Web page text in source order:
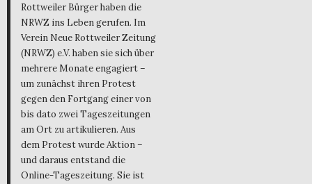
Rottweiler Bürger haben die
NRWZ ins Leben gerufen. Im
Verein Neue Rottweiler Zeitung
(NRWZ) e.V. haben sie sich über
mehrere Monate engagiert –
um zunächst ihren Protest
gegen den Fortgang einer von
bis dato zwei Tageszeitungen
am Ort zu artikulieren. Aus
dem Protest wurde Aktion –
und daraus entstand die
Online-Tageszeitung. Sie ist